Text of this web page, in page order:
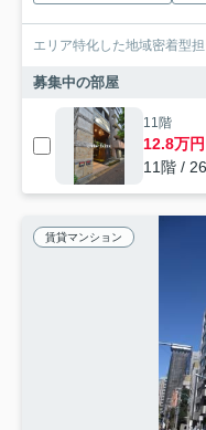
エリア特化した地域密着型
募集中の部屋
11階
12.8万円
11階 /
賃貸マンション